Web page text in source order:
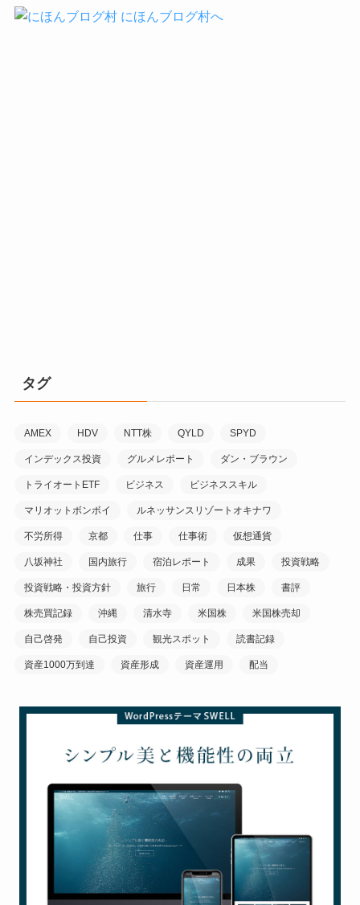
タグ
AMEX HDV NTT株 QYLD SPYD
インデックス投資 グルメレポート ダン・ブラウン
トライオートETF ビジネス ビジネススキル
マリオットボンボイ ルネッサンスリゾートオキナワ
不労所得 京都 仕事 仕事術 仮想通貨
八坂神社 国内旅行 宿泊レポート 成果 投資戦略
投資戦略・投資方針 旅行 日常 日本株 書評
株売買記録 沖縄 清水寺 米国株 米国株売却
自己啓発 自己投資 観光スポット 読書記録
資産1000万到達 資産形成 資産運用 配当